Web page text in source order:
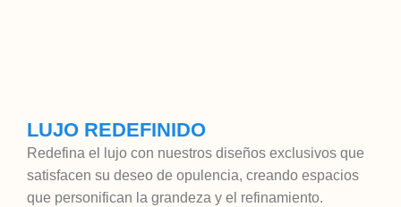
LUJO REDEFINIDO
Redefina el lujo con nuestros diseños exclusivos que
satisfacen su deseo de opulencia, creando espacios
que personifican la grandeza y el refinamiento.